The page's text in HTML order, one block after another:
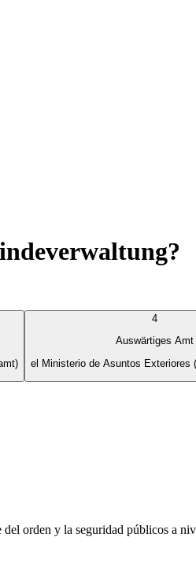
4
Auswärtiges Amt
el Ministerio de Asuntos Exteriores
orden y la seguridad públicos a